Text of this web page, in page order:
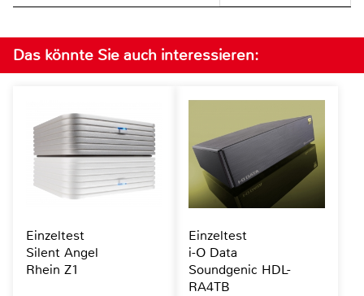
Das könnte Sie auch interessieren:
Einzeltest
Silent Angel
Rhein Z1
Einzeltest
i-O Data
Soundgenic HDL-
RA4TB